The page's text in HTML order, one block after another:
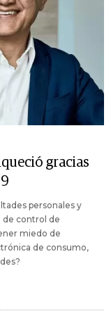
gracias
personales y
de control de
miedo de
de consumo,